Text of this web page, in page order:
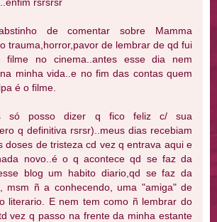
de comentar sobre Mamma
trauma,horror,pavor de lembrar de qd fui
filme no cinema..antes esse dia nem
minha vida..e no fim das contas quem
é o filme.
só posso dizer q fico feliz c/ sua
q definitiva rsrsr)..meus dias recebiam
doses de tristeza cd vez q entrava aqui e
novo..é o q acontece qd se faz da
blog um habito diario,qd se faz da
msm ñ a conhecendo, uma "amiga" de
literario. E nem tem como ñ lembrar do
vez q passo na frente da minha estante